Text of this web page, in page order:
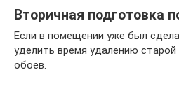
Вторичная подготовка
Если в помещении уже был
уделить время удалению старой
обоев.